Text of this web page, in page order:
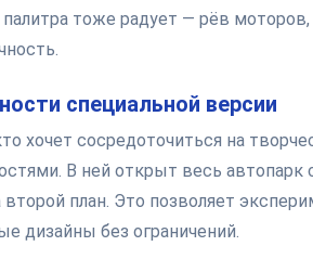
палитра тоже радует — рёв
специальной версии
хочет сосредоточиться на
В ней открыт весь автопарк
второй план. Это позволяет
дизайны без ограничений.